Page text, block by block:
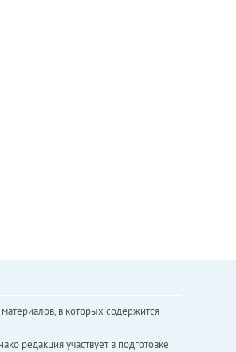
в которых содержится
редакция участвует в подготовке